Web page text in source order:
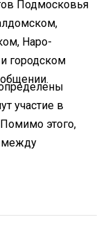
Подмосковья
Наро-
городском
участие в
этого,
между